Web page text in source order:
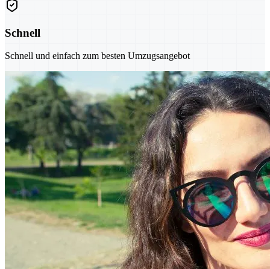
Schnell
Schnell und einfach zum besten Umzugsangebot